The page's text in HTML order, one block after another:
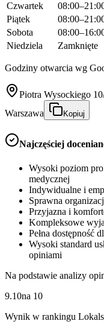
Czwartek
Piątek
Sobota
Niedziela
Zamknięte
Godziny otwarcia wg
Piotra Wysockiego
Warszawa
Kopiuj
Najczęściej
Wysoki poziom
medycznej
Indywidualne i
Sprawna
Przyjazna i
Kompleksowe
Pełna dostępność
Wysoki standard
opiniami
Na podstawie analizy
9.10na 10
Wynik w rankingu